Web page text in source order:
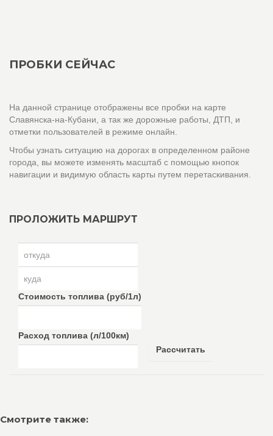
ПРОБКИ СЕЙЧАС
На данной странице отображены все пробки на карте
Славянска-на-Кубани, а так же дорожные работы, ДТП, и
отметки пользователей в режиме онлайн.
Чтобы узнать ситуацию на дорогах в определенном районе
города, вы можете изменять масштаб с помощью кнопок
навигации и видимую область карты путем перетаскивания.
ПРОЛОЖИТЬ МАРШРУТ
Стоимость топлива (руб/1л)
Расход топлива (л/100км)
Рассчитать
Смотрите также: